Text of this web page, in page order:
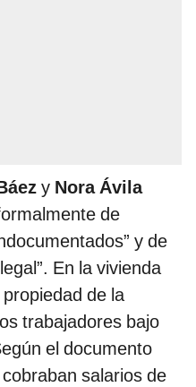
y Nora Ávila
de
y de
En la vivienda
de la
trabajadores bajo
el documento
salarios de